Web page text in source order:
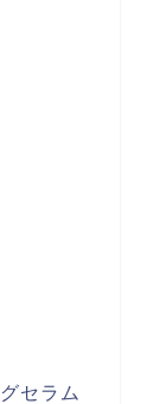
セラム